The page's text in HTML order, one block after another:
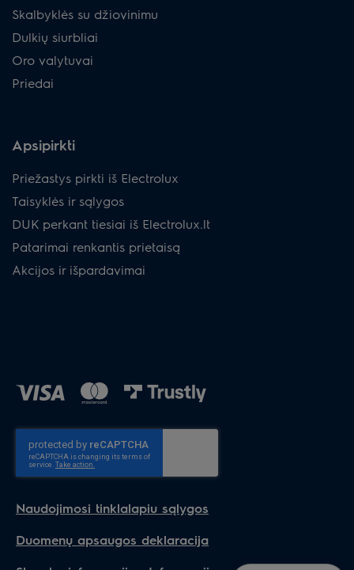
Skalbyklės su džiovinimu
Dulkių siurbliai
Oro valytuvai
Priedai
Apsipirkti
Priežastys pirkti iš Electrolux
Taisyklės ir sąlygos
DUK perkant tiesiai iš Electrolux.lt
Patarimai renkantis prietaisą
Akcijos ir išpardavimai
Naudojimosi tinklalapiu sąlygos
Duomenų apsaugos deklaracija